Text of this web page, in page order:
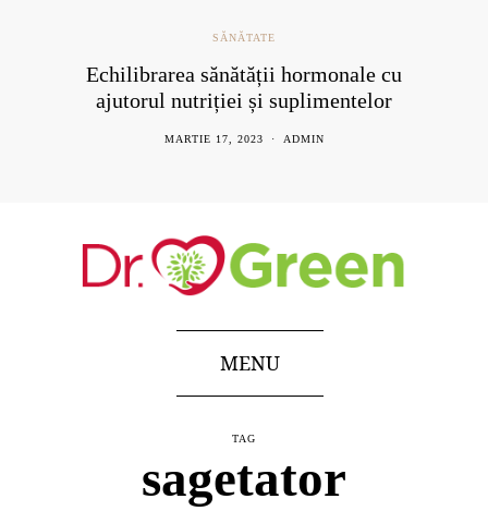
SĂNĂTATE
Echilibrarea sănătății hormonale cu
ajutorul nutriției și suplimentelor
MARTIE 17, 2023 ADMIN
MENU
TAG
sagetator